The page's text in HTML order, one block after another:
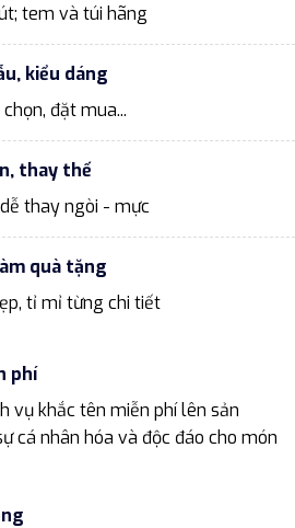
tem và túi hãng
kiểu dáng
đặt mua...
thay thế
thay ngòi - mực
quà tặng
tỉ mỉ từng chi tiết
phí
vụ khắc tên miễn phí lên sản
cá nhân hóa và độc đáo cho món